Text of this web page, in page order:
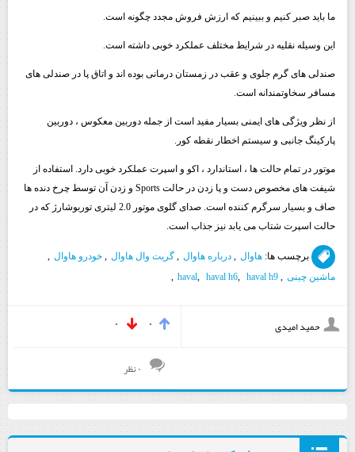
ما باید صبر کنیم و ببینیم که ارزش فروش مجدد چگونه است.
این وسیله نقلیه در شرایط مختلف عملکرد خوبی داشته است.
صندلی های گرم جلوی و عقب در زمستان درمانی بوده اند و اتاق پا در صندلی های
مسافر سخاوتمندانه است.
از نظر ویژگی های ایمنی بسیار مفید است از جمله دوربین معکوس ، دوربین
پارکینگ جانبی و سیستم اخطار نقطه کور.
موتور در تمام حالت ها ، استاندارد ، اکو و اسپرت عملکرد خوبی دارد. استفاده از
شیفت های مخصوص دست و پا زدن در حالت Sports و زدن آن توسط چرخ دنده ها
صاف و بسیار سرگرم کننده است. صدای گلوی موتور 2.0 لیتری توربوشارژ که در
حالت اسپرت شتاب می یابد نیز جذاب است.
برچسب ها: هاوال درباره هاوال گریت وال هاوال خودرو هاوال
ماشین چینی ,
haval, haval h6, haval h9
,
حمید امیدی ۰ ۰
۰ نظر